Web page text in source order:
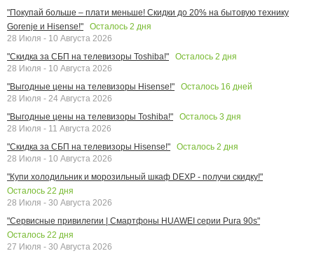
"Покупай больше – плати меньше! Скидки до 20% на бытовую технику
Gorenje и Hisense!"
Осталось 2 дня
28 Июля - 10 Августа 2026
"Скидка за СБП на телевизоры Toshiba!"
Осталось 2 дня
28 Июля - 10 Августа 2026
"Выгодные цены на телевизоры Hisense!"
Осталось 16 дней
28 Июля - 24 Августа 2026
"Выгодные цены на телевизоры Toshiba!"
Осталось 3 дня
28 Июля - 11 Августа 2026
"Скидка за СБП на телевизоры Hisense!"
Осталось 2 дня
28 Июля - 10 Августа 2026
"Купи холодильник и морозильный шкаф DEXP - получи скидку!"
Осталось 22 дня
28 Июля - 30 Августа 2026
"Сервисные привилегии | Смартфоны HUAWEI серии Pura 90s"
Осталось 22 дня
27 Июля - 30 Августа 2026